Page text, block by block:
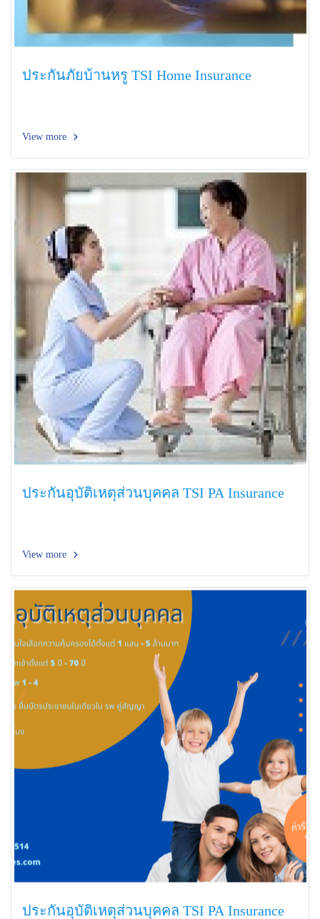
ประกันภัยบ้านหรู TSI Home Insurance
View more
ประกันอุบัติเหตุส่วนบุคคล TSI PA Insurance
View more
ประกันอุบัติเหตุส่วนบุคคล TSI PA Insurance